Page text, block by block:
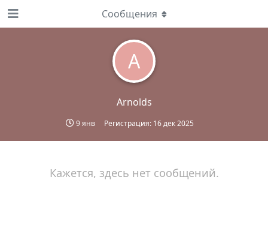
A
Arnolds
9 янв Регистрация: 16 дек 2025
Сообщения
Кажется, здесь нет сообщений.